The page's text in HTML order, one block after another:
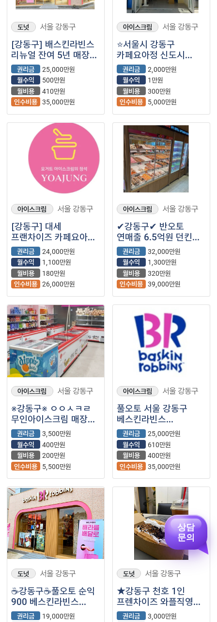
도넛 서울 강동구
[강동구] 배스킨라빈스
리뉴얼 잔여 5년 매장
(베스킨라빈스/베라/
배라/아이스크림)
권리금
25,000만원
월수익
500만원
월비용
410만원
인수비용 35,000만원
아이스크림 서울 강동구
⭐서울시 강동구
카페요아정 신도시
최상급 입지조건의 매장
인수하세요.
권리금
2,000만원
월수익
1만원
월비용
300만원
인수비용
5,000만원
아이스크림 서울 강동구
[강동구] 대세
프랜차이즈 카페요아정
매장 소개합니다
권리금
24,000만원
월수익
1,100만원
월비용
180만원
인수비용 26,000만원
아이스크림 서울 강동구
✔강동구✔ 반오토
연매출 6.5억원 던킨
매장!
권리금
32,000만원
월수익
1,300만원
월비용
320만원
인수비용 39,000만원
아이스크림 서울 강동구
※강동구※ ㅇㅇㅅㅋㄹ
무인아이스크림 매장
양도양수 희망합니다.
권리금 최저라고
생각합니다.
권리금
3,500만원
월수익
400만원
월비용
200만원
인수비용
5,500만원
아이스크림 서울 강동구
풀오토 서울 강동구
베스킨라빈스
양도양수진행합니다.
권리금
25,000만원
월수익
610만원
월비용
400만원
인수비용 35,000만원
도넛 서울 강동구
☕강동구☕풀오토 순익
900 베스킨라빈스
매장입니다!
권리금
19,000만원
도넛 서울 강동구
★강동구 천호 1인
프렌차이즈 와플직영점
가맹교육비 없음★
권리금
3,000만원
상담
문의